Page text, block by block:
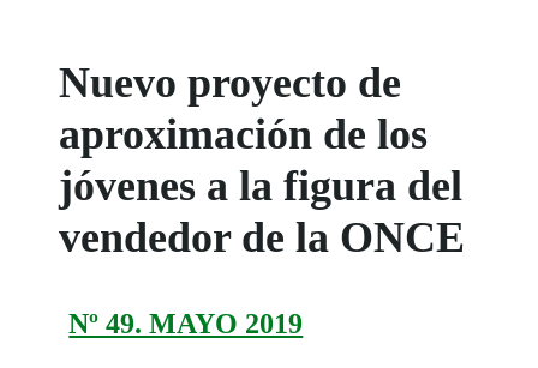
Nuevo proyecto de
aproximación de los
jóvenes a la figura del
vendedor de la ONCE
Nº 49. MAYO 2019